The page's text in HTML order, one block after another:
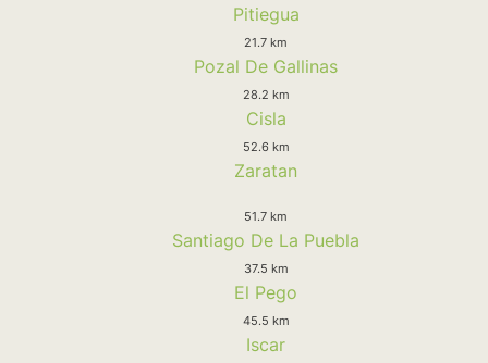
Pitiegua
21.7 km
Pozal De Gallinas
28.2 km
Cisla
52.6 km
Zaratan
51.7 km
Santiago De La Puebla
37.5 km
El Pego
45.5 km
Iscar